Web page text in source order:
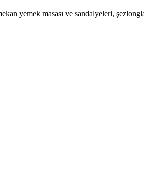
yemek masası ve sandalyeleri,